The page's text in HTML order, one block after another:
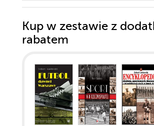
Kup w zestawie z
rabatem